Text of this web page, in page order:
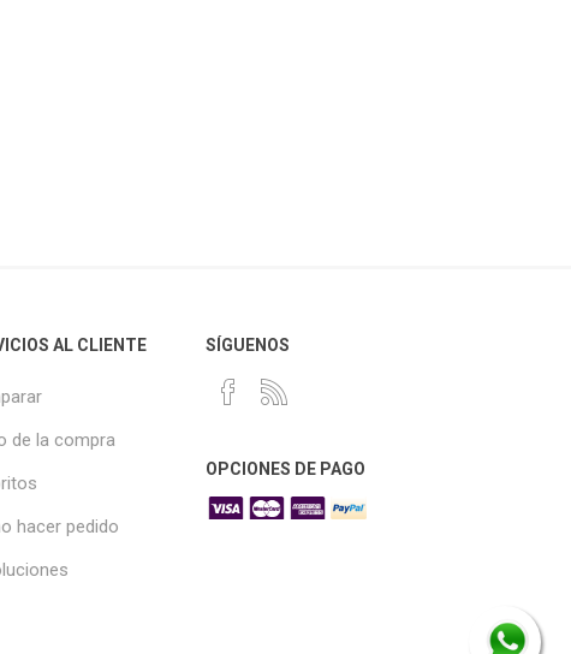
AL CLIENTE
de la compra
hacer pedido
SÍGUENOS
OPCIONES DE PAGO